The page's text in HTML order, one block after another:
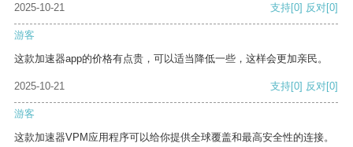
2025-10-21
支持[0] 反对[0]
游客
这款加速器app的价格有点贵，可以适当降低一些，这样会更加亲民。
2025-10-21 支持[0] 反对[0]
游客
这款加速器VPM应用程序可以给你提供全球覆盖和最高安全性的连接。